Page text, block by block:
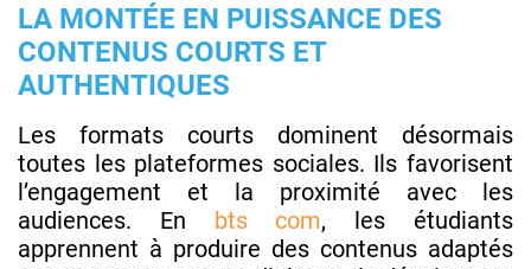
LA MONTÉE EN PUISSANCE DES
CONTENUS COURTS ET
AUTHENTIQUES
Les formats courts dominent désormais
toutes les plateformes sociales. Ils favorisent
l’engagement et la proximité avec les
audiences. En bts com, les étudiants
apprennent à produire des contenus adaptés